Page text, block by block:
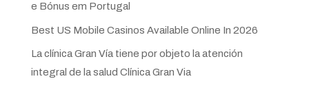
e Bónus em Portugal
Best US Mobile Casinos Available Online In 2026
La clínica Gran Vía tiene por objeto la atención
integral de la salud Clínica Gran Via